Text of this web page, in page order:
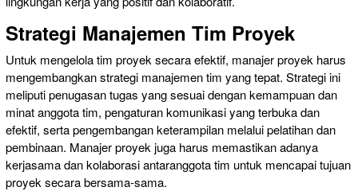
Strategi Manajemen Tim Proyek
Untuk mengelola tim proyek secara efektif, manajer proyek harus
mengembangkan strategi manajemen tim yang tepat. Strategi ini
meliputi penugasan tugas yang sesuai dengan kemampuan dan
minat anggota tim, pengaturan komunikasi yang terbuka dan
efektif, serta pengembangan keterampilan melalui pelatihan dan
pembinaan. Manajer proyek juga harus memastikan adanya
kerjasama dan kolaborasi antaranggota tim untuk mencapai tujuan
proyek secara bersama-sama.